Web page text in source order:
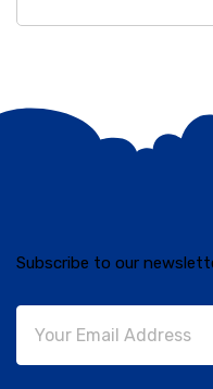
Subscribe to our